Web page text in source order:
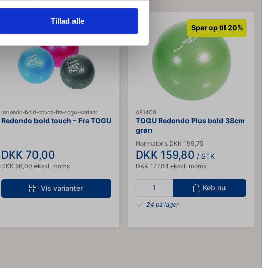
Tillad alle
redondo-bold-touch-fra-togu-variant
Redondo bold touch - Fra TOGU
DKK 70,00
DKK 56,00 ekskl. moms
Vis varianter
Spar op til 20%
491400
TOGU Redondo Plus bold 38cm
grøn
Normalpris DKK 199,75
DKK 159,80 / STK
DKK 127,84 ekskl. moms
Køb nu
24 på lager